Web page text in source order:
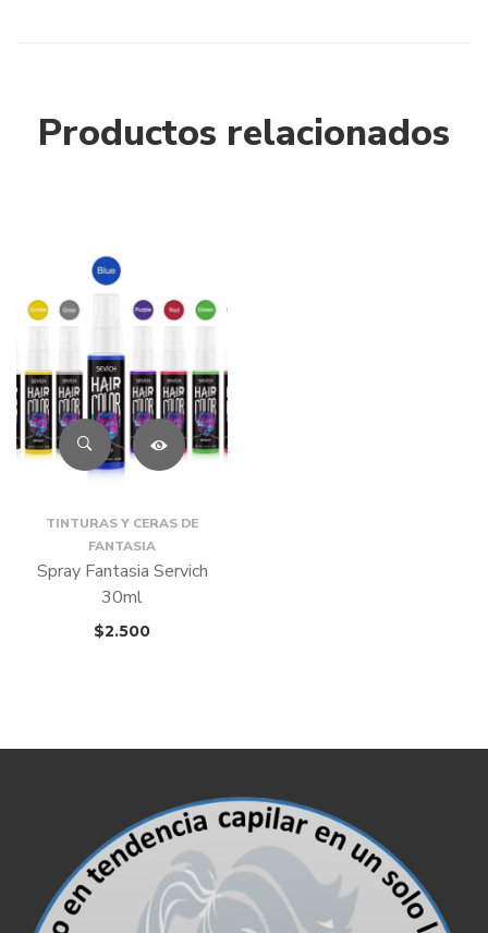
Productos relacionados
TINTURAS Y CERAS DE
FANTASIA
Spray Fantasia Servich
30ml
$2.500